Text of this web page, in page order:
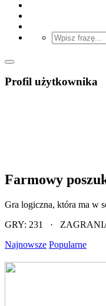
Profil użytkownika
Farmowy
Gra logiczna, która ma w
GRY: 231 ·
Najnowsze Popularne